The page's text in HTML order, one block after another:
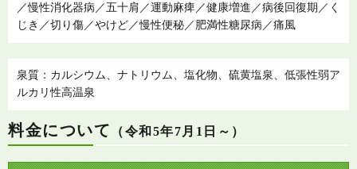
／慢性消化器病／五十肩／運動麻痺／健康増進／病後回復期／く
じき／切り傷／やけど／慢性便秘／肥満性糖尿病／痛風
泉質：カルシウム、ナトリウム、塩化物、硫黄塩泉、 低張性弱ア
ルカリ性高温泉
料金について （令和5年7月1日～）